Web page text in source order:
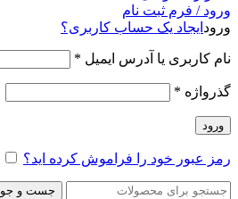
ورود / فرم ثبت نام
ورود ایجاد یک حساب کاربری؟
نام کاربری یا آدرس ایمیل *
گذرواژه *
ورود
رمز عبور خود را فراموش کرده اید؟
جست و جو